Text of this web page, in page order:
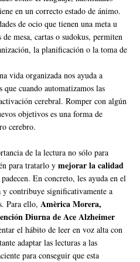
en un correcto estado de ánimo.
de ocio que tienen una meta u
mesa, cartas o sudokus, permiten
la planificación o la toma de
vida organizada nos ayuda a
cuando automatizamos las
cerebral. Romper con algún
objetivos es una forma de
cerebro.
de la lectura no sólo para
para tratarlo y mejorar la calidad
En concreto, les ayuda en el
contribuye significativamente a
Para ello, Amèrica Morera,
Diurna de Ace Alzheimer
el hábito de leer en voz alta con
adaptar las lecturas a las
para conseguir que esta